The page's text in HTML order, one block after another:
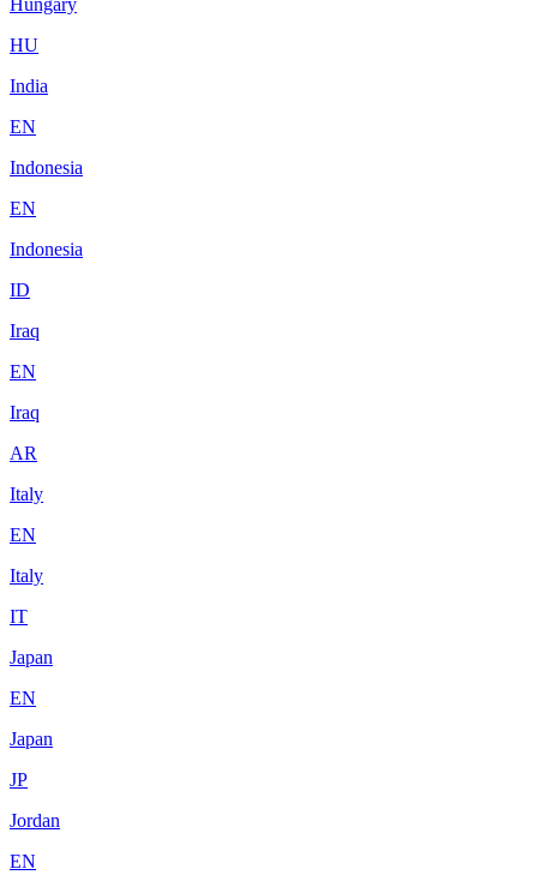
HU
India
EN
Indonesia
EN
Indonesia
ID
Iraq
EN
Iraq
AR
Italy
EN
Italy
IT
Japan
EN
Japan
JP
Jordan
EN